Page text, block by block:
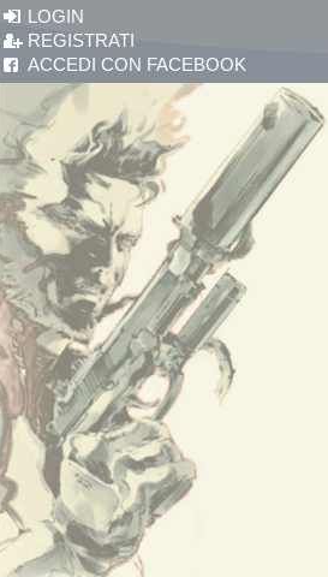
LOGIN
REGISTRATI
ACCEDI CON FACEBOOK